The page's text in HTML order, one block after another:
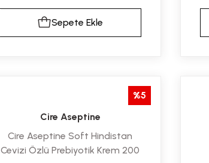
Sepete Ekle
%5
Cire Aseptine
Cire Aseptine Soft Hindistan
Cevizi Özlü Prebiyotik Krem 200